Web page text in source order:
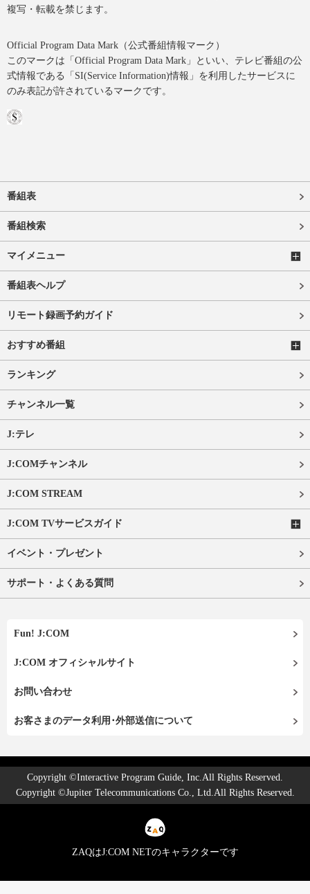
複写・転載を禁じます。
Official Program Data Mark（公式番組情報マーク）
このマークは「Official Program Data Mark」といい、テレビ番組の公
式情報である「SI(Service Information)情報」を利用したサービスに
のみ表記が許されているマークです。
番組表
番組検索
マイメニュー
番組表ヘルプ
リモート録画予約ガイド
おすすめ番組
ランキング
チャンネル一覧
J:テレ
J:COMチャンネル
J:COM STREAM
J:COM TVサービスガイド
イベント・プレゼント
サポート・よくある質問
Fun! J:COM
J:COM オフィシャルサイト
お問い合わせ
お客さまのデータ利用･外部送信について
Copyright ©Interactive Program Guide, Inc.All Rights Reserved.
Copyright ©Jupiter Telecommunications Co., Ltd.All Rights Reserved.
ZAQはJ:COM NETのキャラクターです